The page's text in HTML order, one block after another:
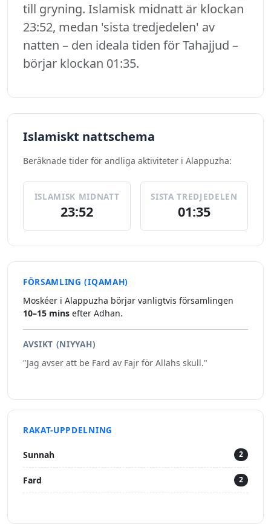
till gryning. Islamisk midnatt är klockan
23:52, medan 'sista tredjedelen' av
natten – den ideala tiden för Tahajjud –
börjar klockan 01:35.
Islamiskt nattschema
Beräknade tider för andliga aktiviteter i Alappuzha:
ISLAMISK MIDNATT
23:52
SISTA TREDJEDELEN
01:35
FÖRSAMLING (IQAMAH)
Moskéer i Alappuzha börjar vanligtvis församlingen
10–15 mins efter Adhan.
AVSIKT (NIYYAH)
"Jag avser att be Fard av Fajr för Allahs skull."
RAKAT-UPPDELNING
Sunnah 2
Fard 2